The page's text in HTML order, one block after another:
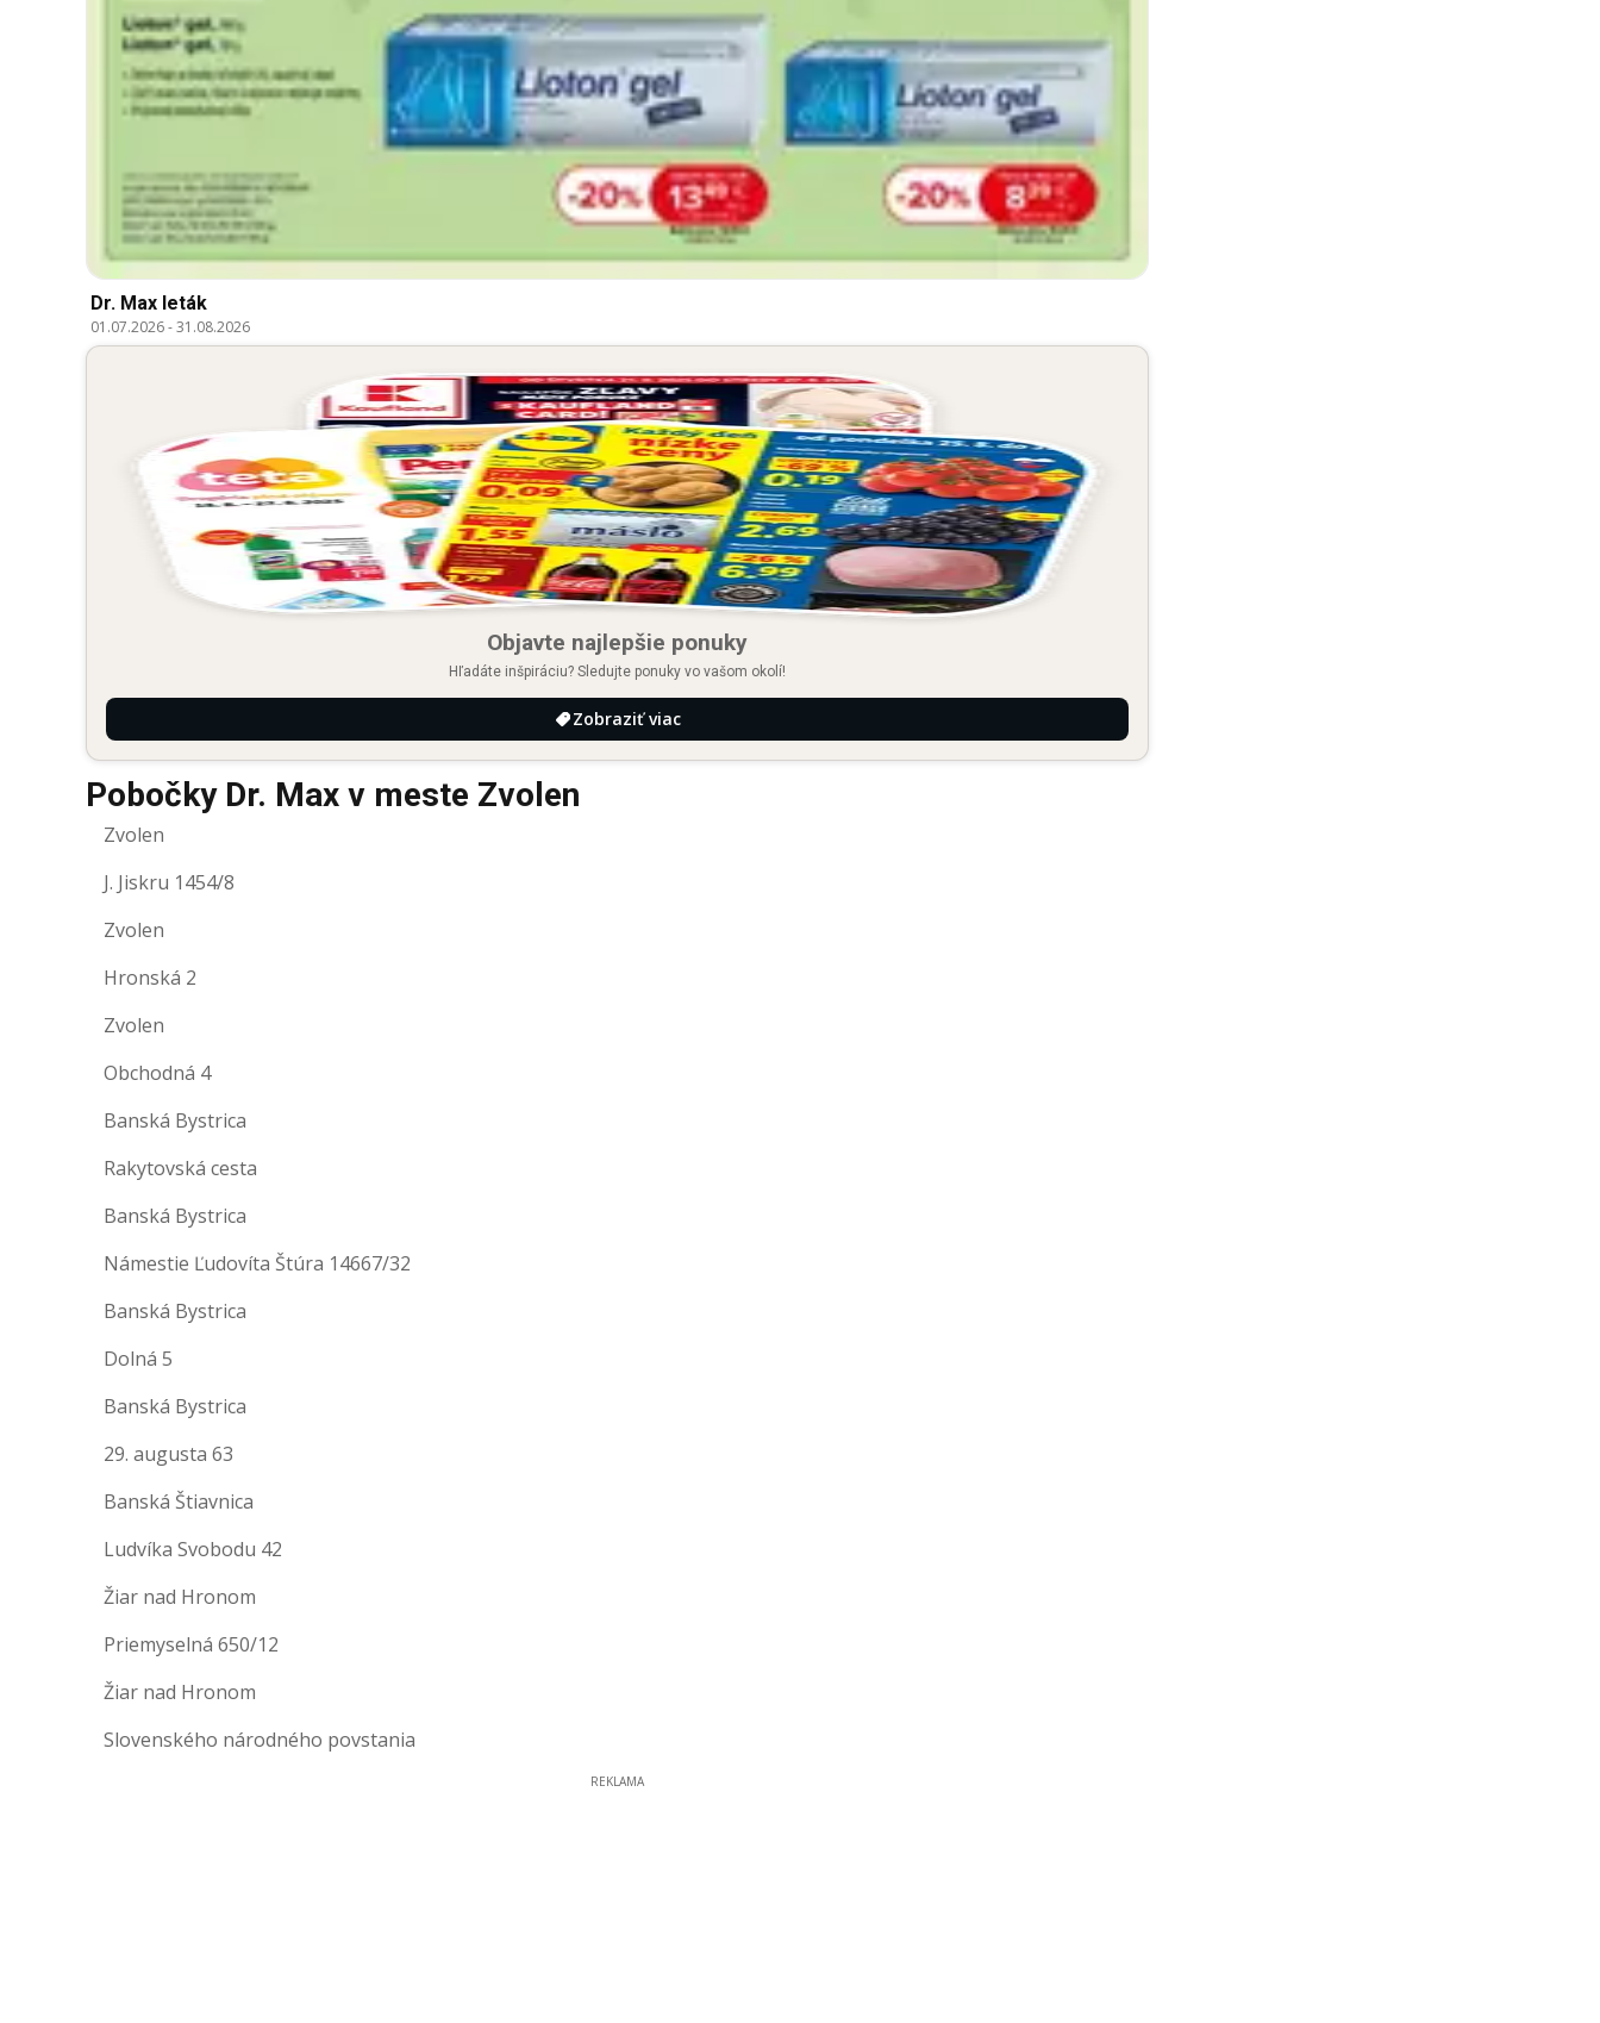
Dr. Max leták
01.07.2026-31.08.2026
Objavte najlepšie ponuky
Hľadáte inšpiráciu? Sledujte ponuky vo vašom okolí!
Zobraziť viac
Pobočky Dr. Max v meste Zvolen
Zvolen
J. Jiskru 1454/8
Zvolen
Hronská 2
Zvolen
Obchodná 4
Banská Bystrica
Rakytovská cesta
Banská Bystrica
Námestie Ľudovíta Štúra 14667/32
Banská Bystrica
Dolná 5
Banská Bystrica
29. augusta 63
Banská Štiavnica
Ludvíka Svobodu 42
Žiar nad Hronom
Priemyselná 650/12
Žiar nad Hronom
Slovenského národného povstania
REKLAMA